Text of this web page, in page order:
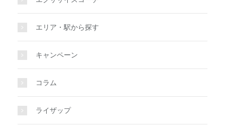
エリア・駅から探す
キャンペーン
コラム
ライザップ